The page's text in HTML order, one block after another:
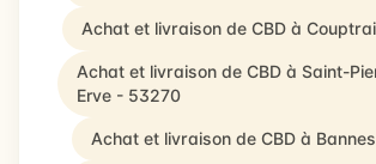
Achat et livraison de CBD à
Achat et livraison de CBD à Saint-
Erve - 53270
Achat et livraison de CBD à